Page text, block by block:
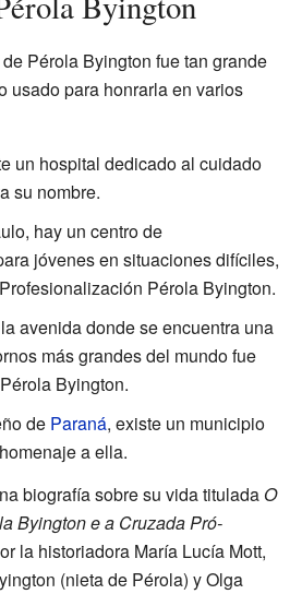
Pérola Byington fue tan grande
usado para honrarla en varios
un hospital dedicado al cuidado
su nombre.
hay un centro de
jóvenes en situaciones difíciles,
Pérola Byington.
avenida donde se encuentra una
más grandes del mundo fue
Byington.
de Paraná, existe un municipio
a ella.
biografía sobre su vida titulada O
Byington e a Cruzada Pró-
la historiadora María Lucía Mott,
(nieta de Pérola) y Olga